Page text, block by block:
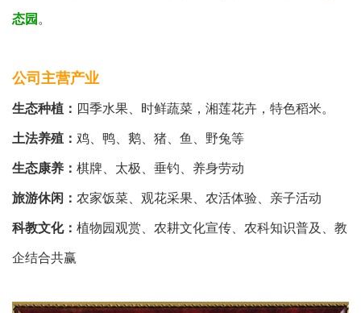
态园。
公司主营产业
生态种植： 四季水果、时鲜蔬菜，湘莲花卉，特色稻米。
土法养殖： 鸡、鸭、鹅、猪、鱼、野兔等
生态康养： 棋牌、太极、垂钓、养身劳动
旅游休闲： 农家饭菜、观花采果、农活体验、亲子活动
科教文化： 植物园观赏、农耕文化宣传、农科知识普及、教
企结合共赢